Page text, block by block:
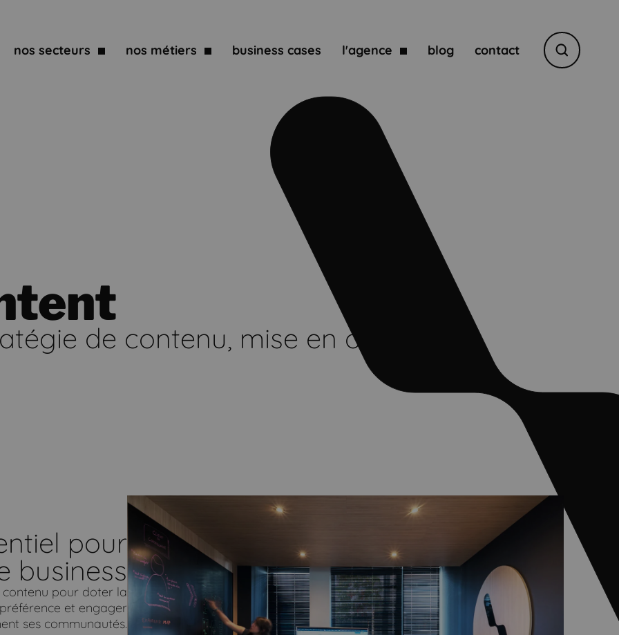
nos secteurs nos métiers business cases l'agence blog contact
de contenu, mise en œuvre et
pour
business
pour doter la
et engager
ses communautés.